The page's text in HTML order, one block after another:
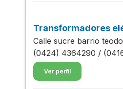
Transformadores
Calle sucre barrio
(0424) 4364290 /
Ver perfil